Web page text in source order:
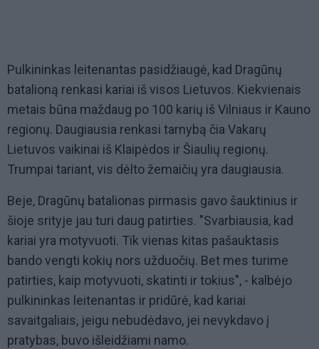
Pulkininkas leitenantas pasidžiaugė, kad Dragūnų
batalioną renkasi kariai iš visos Lietuvos. Kiekvienais
metais būna maždaug po 100 karių iš Vilniaus ir Kauno
regionų. Daugiausia renkasi tarnybą čia Vakarų
Lietuvos vaikinai iš Klaipėdos ir Šiaulių regionų.
Trumpai tariant, vis dėlto žemaičių yra daugiausia.
Beje, Dragūnų batalionas pirmasis gavo šauktinius ir
šioje srityje jau turi daug patirties. "Svarbiausia, kad
kariai yra motyvuoti. Tik vienas kitas pašauktasis
bando vengti kokių nors užduočių. Bet mes turime
patirties, kaip motyvuoti, skatinti ir tokius", - kalbėjo
pulkininkas leitenantas ir pridūrė, kad kariai
savaitgaliais, jeigu nebudėdavo, jei nevykdavo į
pratybas, buvo išleidžiami namo.